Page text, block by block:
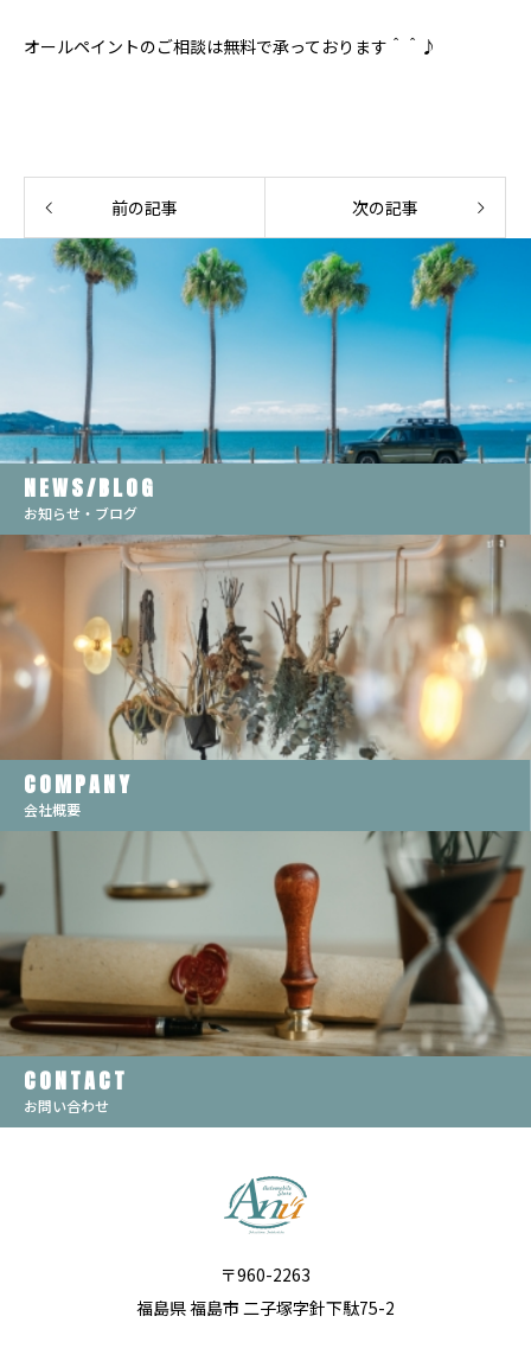
オールペイントのご相談は無料で承っております＾＾♪
前の記事 次の記事
NEWS/BLOG
お知らせ・ブログ
COMPANY
会社概要
CONTACT
お問い合わせ
〒960-2263
福島県 福島市 二子塚字針下駄75-2